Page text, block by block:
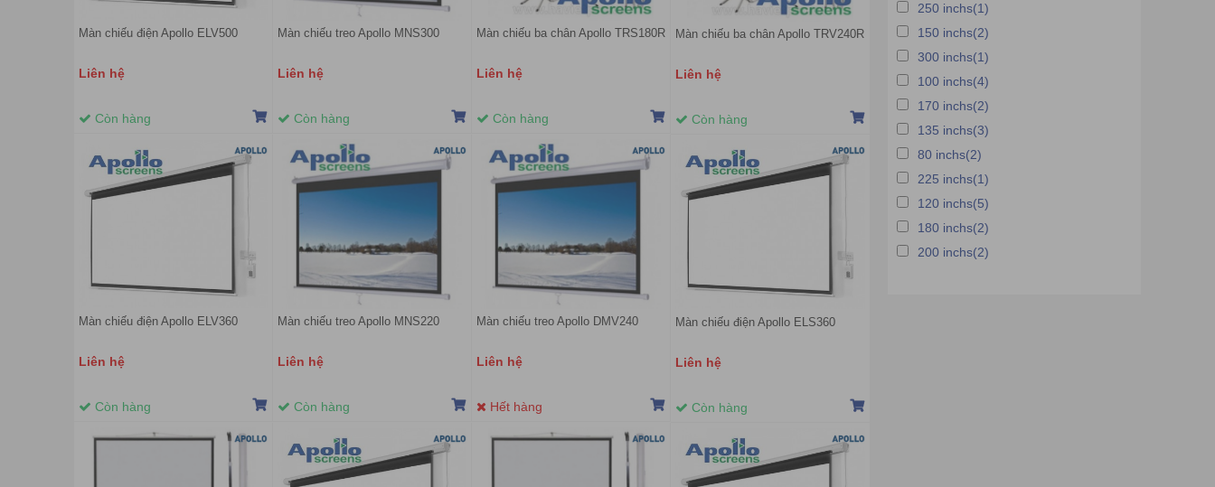
Màn chiếu điện Apollo ELV500
Liên hệ
Còn hàng
Màn chiếu treo Apollo MNS300
Liên hệ
Còn hàng
Màn chiếu ba chân Apollo TRS180R
Liên hệ
Còn hàng
Màn chiếu ba chân Apollo TRV240R
Liên hệ
Còn hàng
Màn chiếu điện Apollo ELV360
Liên hệ
Còn hàng
Màn chiếu treo Apollo MNS220
Liên hệ
Còn hàng
Màn chiếu treo Apollo DMV240
Liên hệ
Hết hàng
Màn chiếu điện Apollo ELS360
Liên hệ
Còn hàng
250 inchs(1)
150 inchs(2)
300 inchs(1)
100 inchs(4)
170 inchs(2)
135 inchs(3)
80 inchs(2)
225 inchs(1)
120 inchs(5)
180 inchs(2)
200 inchs(2)